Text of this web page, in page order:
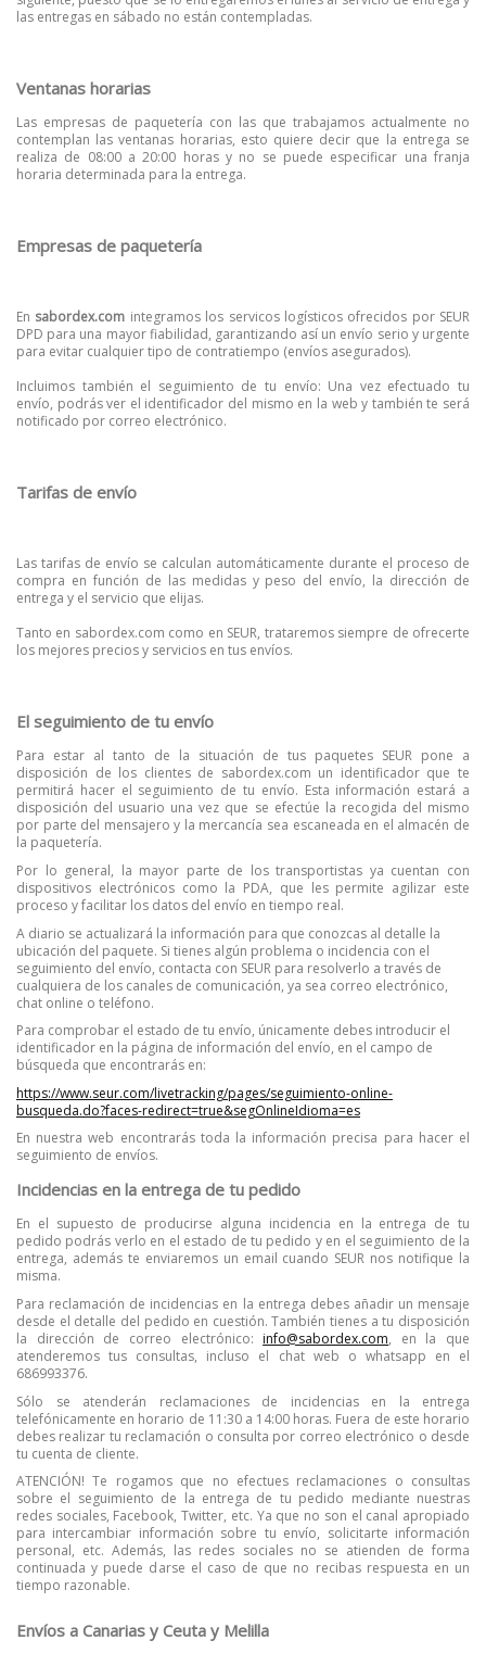
las entregas en sábado no están contempladas.
Ventanas horarias
Las empresas de paquetería con las que trabajamos actualmente no
contemplan las ventanas horarias, esto quiere decir que la entrega se
realiza de 08:00 a 20:00 horas y no se puede especificar una franja
horaria determinada para la entrega.
Empresas de paquetería
En sabordex.com integramos los servicos logísticos ofrecidos por SEUR
DPD para una mayor fiabilidad, garantizando así un envío serio y urgente
para evitar cualquier tipo de contratiempo (envíos asegurados).
Incluimos también el seguimiento de tu envío: Una vez efectuado tu
envío, podrás ver el identificador del mismo en la web y también te será
notificado por correo electrónico.
Tarifas de envío
Las tarifas de envío se calculan automáticamente durante el proceso de
compra en función de las medidas y peso del envío, la dirección de
entrega y el servicio que elijas.
Tanto en sabordex.com como en SEUR, trataremos siempre de ofrecerte
los mejores precios y servicios en tus envíos.
El seguimiento de tu envío
Para estar al tanto de la situación de tus paquetes SEUR pone a
disposición de los clientes de sabordex.com un identificador que te
permitirá hacer el seguimiento de tu envío. Esta información estará a
disposición del usuario una vez que se efectúe la recogida del mismo
por parte del mensajero y la mercancía sea escaneada en el almacén de
la paquetería.
Por lo general, la mayor parte de los transportistas ya cuentan con
dispositivos electrónicos como la PDA, que les permite agilizar este
proceso y facilitar los datos del envío en tiempo real.
A diario se actualizará la información para que conozcas al detalle la
ubicación del paquete. Si tienes algún problema o incidencia con el
seguimiento del envío, contacta con SEUR para resolverlo a través de
cualquiera de los canales de comunicación, ya sea correo electrónico,
chat online o teléfono.
Para comprobar el estado de tu envío, únicamente debes introducir el
identificador en la página de información del envío, en el campo de
búsqueda que encontrarás en:
https://www.seur.com/livetracking/pages/seguimiento-online-
busqueda.do?faces-redirect=true&segOnlineIdioma=es
En nuestra web encontrarás toda la información precisa para hacer el
seguimiento de envíos.
Incidencias en la entrega de tu pedido
En el supuesto de producirse alguna incidencia en la entrega de tu
pedido podrás verlo en el estado de tu pedido y en el seguimiento de la
entrega, además te enviaremos un email cuando SEUR nos notifique la
misma.
Para reclamación de incidencias en la entrega debes añadir un mensaje
desde el detalle del pedido en cuestión. También tienes a tu disposición
la dirección de correo electrónico: info@sabordex.com, en la que
atenderemos tus consultas, incluso el chat web o whatsapp en el
686993376.
Sólo se atenderán reclamaciones de incidencias en la entrega
telefónicamente en horario de 11:30 a 14:00 horas. Fuera de este horario
debes realizar tu reclamación o consulta por correo electrónico o desde
tu cuenta de cliente.
ATENCIÓN! Te rogamos que no efectues reclamaciones o consultas
sobre el seguimiento de la entrega de tu pedido mediante nuestras
redes sociales, Facebook, Twitter, etc. Ya que no son el canal apropiado
para intercambiar información sobre tu envío, solicitarte información
personal, etc. Además, las redes sociales no se atienden de forma
continuada y puede darse el caso de que no recibas respuesta en un
tiempo razonable.
Envíos a Canarias y Ceuta y Melilla